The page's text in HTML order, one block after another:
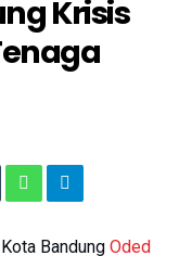
Krisis
Bandung Oded